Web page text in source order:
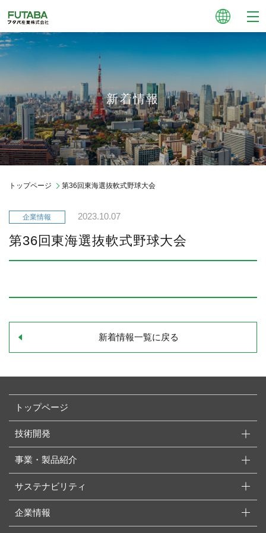
新着情報
トップページ 第36回東海選抜軟式野球大会
2023.10.07
第36回東海選抜軟式野球大会
新着情報一覧に戻る
トップページ
技術開発
事業・製品紹介
サステナビリティ
企業情報